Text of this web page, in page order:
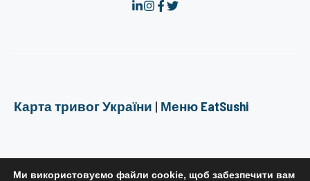
Карта тривог України | Меню EatSushi
Ми використовуємо файли cookie, щоб забезпечити вам